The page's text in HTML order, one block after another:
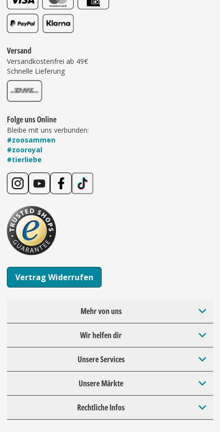
Versand
Versandkostenfrei ab 49€
Schnelle Lieferung
Folge uns Online
Bleibe mit uns verbunden:
#zoosammen
#zooroyal
#tierliebe
Vertrag Widerrufen
Mehr von uns
Wir helfen dir
Unsere Services
Unsere Märkte
Rechtliche Infos